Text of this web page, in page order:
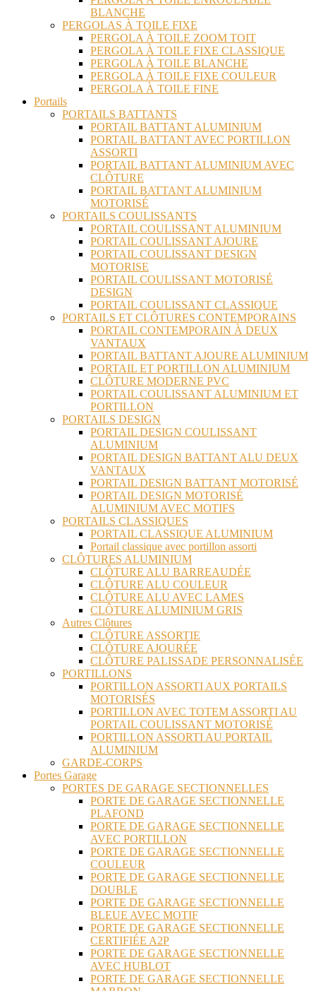
BLANCHE
PERGOLAS À TOILE FIXE
PERGOLA À TOILE ZOOM TOIT
PERGOLA À TOILE FIXE CLASSIQUE
PERGOLA À TOILE BLANCHE
PERGOLA À TOILE FIXE COULEUR
PERGOLA À TOILE FINE
Portails
PORTAILS BATTANTS
PORTAIL BATTANT ALUMINIUM
PORTAIL BATTANT AVEC PORTILLON
ASSORTI
PORTAIL BATTANT ALUMINIUM AVEC
CLÔTURE
PORTAIL BATTANT ALUMINIUM
MOTORISÉ
PORTAILS COULISSANTS
PORTAIL COULISSANT ALUMINIUM
PORTAIL COULISSANT AJOURE
PORTAIL COULISSANT DESIGN
MOTORISE
PORTAIL COULISSANT MOTORISÉ
DESIGN
PORTAIL COULISSANT CLASSIQUE
PORTAILS ET CLÔTURES CONTEMPORAINS
PORTAIL CONTEMPORAIN À DEUX
VANTAUX
PORTAIL BATTANT AJOURE ALUMINIUM
PORTAIL ET PORTILLON ALUMINIUM
CLÔTURE MODERNE PVC
PORTAIL COULISSANT ALUMINIUM ET
PORTILLON
PORTAILS DESIGN
PORTAIL DESIGN COULISSANT
ALUMINIUM
PORTAIL DESIGN BATTANT ALU DEUX
VANTAUX
PORTAIL DESIGN BATTANT MOTORISÉ
PORTAIL DESIGN MOTORISÉ
ALUMINIUM AVEC MOTIFS
PORTAILS CLASSIQUES
PORTAIL CLASSIQUE ALUMINIUM
Portail classique avec portillon assorti
CLÔTURES ALUMINIUM
CLÔTURE ALU BARREAUDÉE
CLÔTURE ALU COULEUR
CLÔTURE ALU AVEC LAMES
CLÔTURE ALUMINIUM GRIS
Autres Clôtures
CLÔTURE ASSORTIE
CLÔTURE AJOURÉE
CLÔTURE PALISSADE PERSONNALISÉE
PORTILLONS
PORTILLON ASSORTI AUX PORTAILS
MOTORISÉS
PORTILLON AVEC TOTEM ASSORTI AU
PORTAIL COULISSANT MOTORISÉ
PORTILLON ASSORTI AU PORTAIL
ALUMINIUM
GARDE-CORPS
Portes Garage
PORTES DE GARAGE SECTIONNELLES
PORTE DE GARAGE SECTIONNELLE
PLAFOND
PORTE DE GARAGE SECTIONNELLE
AVEC PORTILLON
PORTE DE GARAGE SECTIONNELLE
COULEUR
PORTE DE GARAGE SECTIONNELLE
DOUBLE
PORTE DE GARAGE SECTIONNELLE
BLEUE AVEC MOTIF
PORTE DE GARAGE SECTIONNELLE
CERTIFIÉE A2P
PORTE DE GARAGE SECTIONNELLE
AVEC HUBLOT
PORTE DE GARAGE SECTIONNELLE